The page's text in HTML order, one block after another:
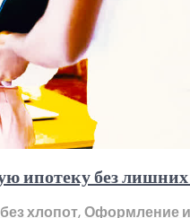
ипотеку без
хлопот,Оформление